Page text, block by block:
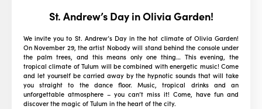
St. Andrew’s Day in Olivia Garden!
We invite you to St. Andrew’s Day in the hot climate of Olivia Garden!
On November 29, the artist Nobody will stand behind the console under
the palm trees, and this means only one thing… This evening, the
tropical climate of Tulum will be combined with energetic music! Come
and let yourself be carried away by the hypnotic sounds that will take
you straight to the dance floor. Music, tropical drinks and an
unforgettable atmosphere – you can’t miss it! Come, have fun and
discover the magic of Tulum in the heart of the city.